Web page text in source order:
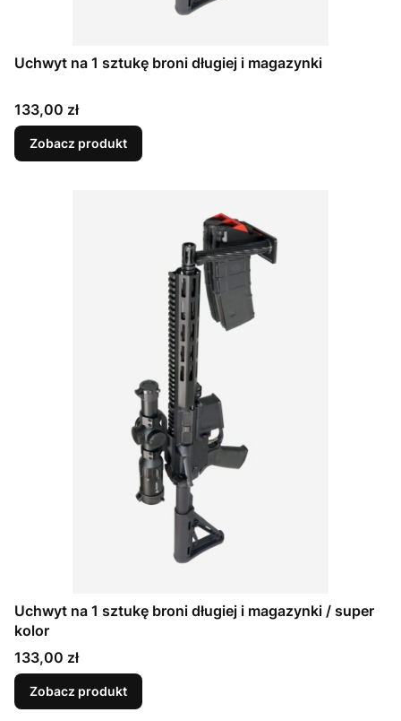
Uchwyt na 1 sztukę broni długiej i magazynki
Cena
133,00 zł
Zobacz produkt
Uchwyt na 1 sztukę broni długiej i magazynki / super
kolor
Cena
133,00 zł
Zobacz produkt